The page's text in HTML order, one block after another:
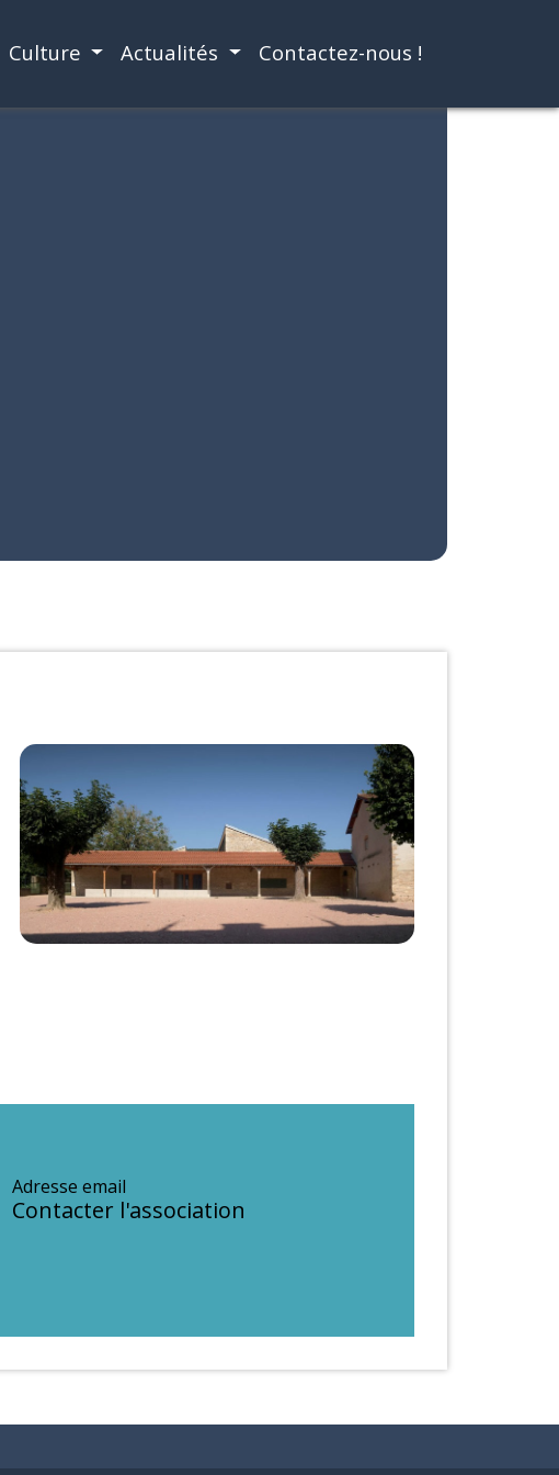
Culture Actualités Contactez-nous !
Adresse email
Contacter l'association